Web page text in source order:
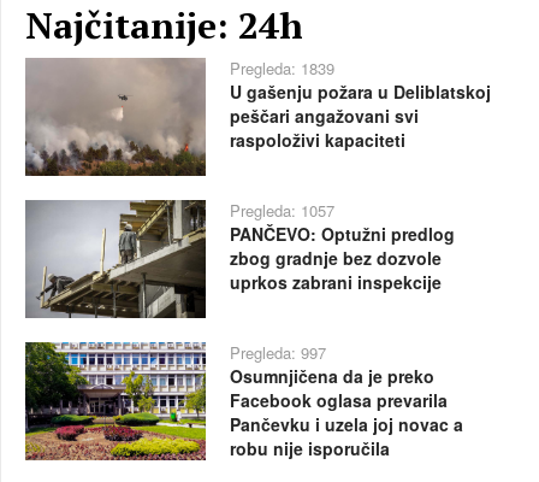
Najčitanije: 24h
Pregleda: 1839
U gašenju požara u Deliblatskoj
peščari angažovani svi
raspoloživi kapaciteti
Pregleda: 1057
PANČEVO: Optužni predlog
zbog gradnje bez dozvole
uprkos zabrani inspekcije
Pregleda: 997
Osumnjičena da je preko
Facebook oglasa prevarila
Pančevku i uzela joj novac a
robu nije isporučila